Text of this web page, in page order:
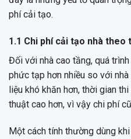
phí cải tạo.
1.1 Chi phí cải tạo nhà theo
Đối với nhà cao tầng, quá
phức tạp hơn nhiều so với
liệu khó khăn hơn, thời gian
thuật cao hơn, vì vậy chi phí
Một cách tính thường dùng